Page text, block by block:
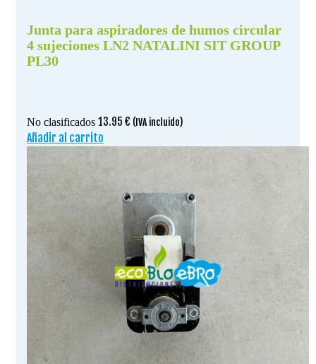
Junta para aspiradores de humos circular
4 sujeciones LN2 NATALINI SIT GROUP
PL30
No clasificados 13.95 € (IVA incluido)
Añadir al carrito